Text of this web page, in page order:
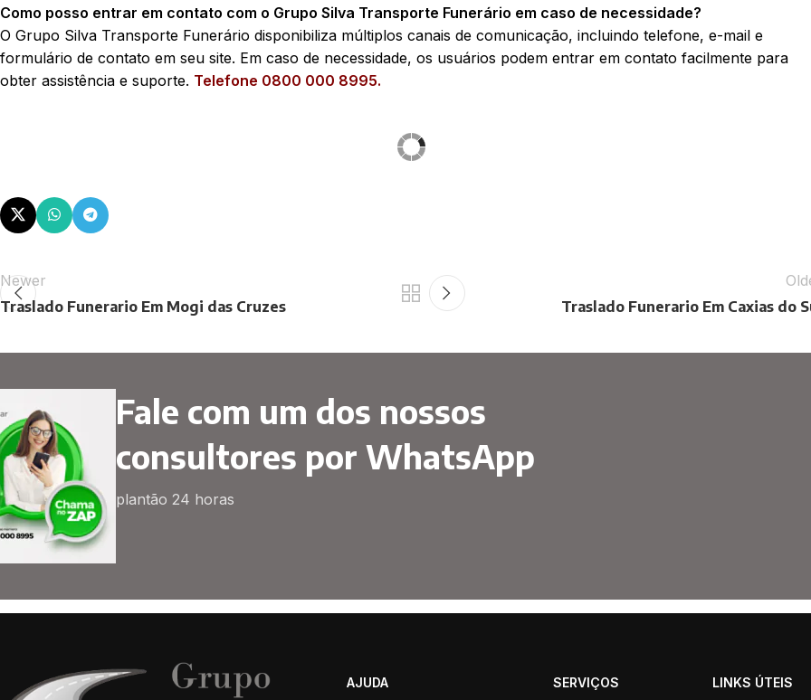
Como posso entrar em contato com o Grupo Silva Transporte Funerário em caso de necessidade?
O Grupo Silva Transporte Funerário disponibiliza múltiplos canais de comunicação, incluindo telefone, e-mail e
formulário de contato em seu site. Em caso de necessidade, os usuários podem entrar em contato facilmente para
obter assistência e suporte. Telefone 0800 000 8995.
Newer
Traslado Funerario Em Mogi das Cruzes
Traslado Funerario Em Caxias do
Fale com um dos nossos
consultores por WhatsApp
plantão 24 horas
AJUDA SERVIÇOS LINKS ÚTEIS